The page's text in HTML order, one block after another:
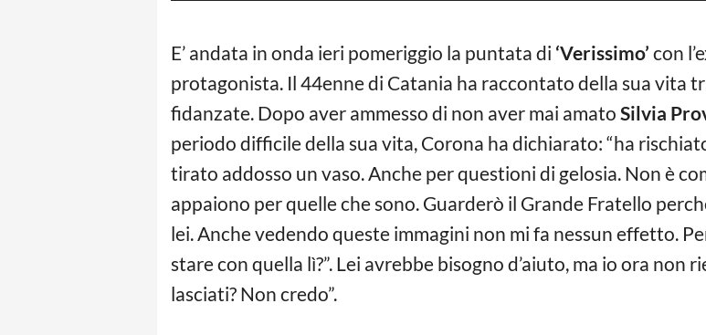
E’ andata in onda ieri pomeriggio la puntata di ‘Verissimo’ con
protagonista. Il 44enne di Catania ha raccontato della sua vita
fidanzate. Dopo aver ammesso di non aver mai amato Silvia
periodo difficile della sua vita, Corona ha dichiarato: “ha
tirato addosso un vaso. Anche per questioni di gelosia. Non è
appaiono per quelle che sono. Guarderò il Grande Fratello
lei. Anche vedendo queste immagini non mi fa nessun effetto.
stare con quella lì?”. Lei avrebbe bisogno d’aiuto, ma io ora non
lasciati? Non credo”.